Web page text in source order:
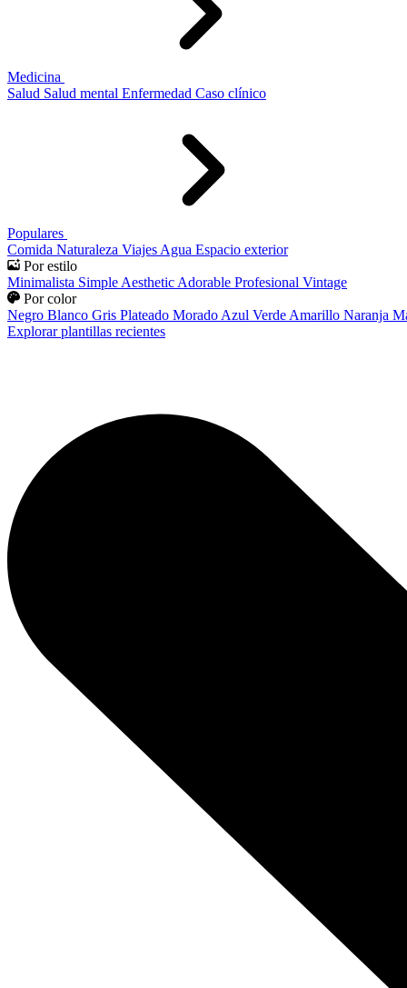
Medicina
Salud Salud mental Enfermedad Caso clínico
Populares
Comida Naturaleza Viajes Agua Espacio exterior
Por estilo
Minimalista Simple Aesthetic Adorable Profesional Vintage
Por color
Negro Blanco Gris Plateado Morado Azul Verde Amarillo Naranja
Explorar plantillas recientes